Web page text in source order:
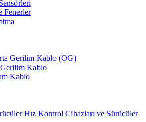
Fenerler
Gerilim Kablo (OG)
Kablo
Kablo
Hız Kontrol Cihazları ve Sürücüler